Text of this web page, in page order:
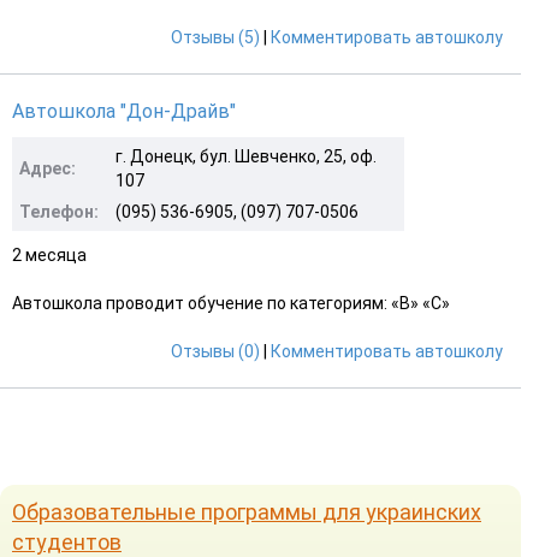
Отзывы (5) Комментировать автошколу
Автошкола "Дон-Драйв"
Адрес:
г. Донецк, бул. Шевченко, 25, оф.
107
Телефон:
(095) 536-6905, (097) 707-0506
2 месяца
Автошкола проводит обучение по категориям: «B» «С»
Отзывы (0) Комментировать автошколу
Образовательные программы для украинских
студентов